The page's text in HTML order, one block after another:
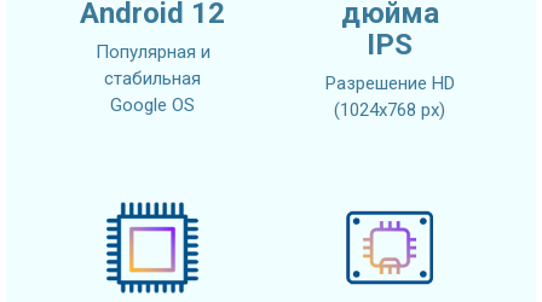
Android 12
Популярная и
стабильная
Google OS
дюйма
IPS
Разрешение HD
(1024x768 px)